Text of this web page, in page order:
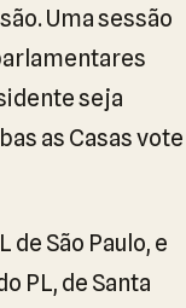
Uma sessão
seja
as Casas vote
São Paulo, e
PL, de Santa